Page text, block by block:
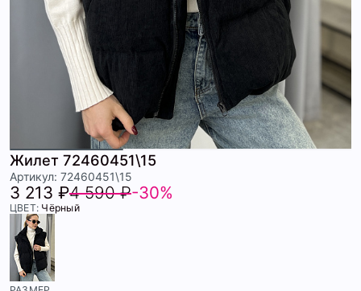
Жилет 72460451\15
Артикул: 72460451\15
3 213 ₽4 590 ₽-30%
ЦВЕТ: Чёрный